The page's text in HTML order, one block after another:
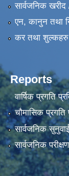
सार्वजनिक
एन, कानुन तथा
कर तथा शुल्कहरु
Reports
वार्षिक प्रगति
चौमासिक प्रगति
सार्वजनिक
सार्वजनिक परीक्षण